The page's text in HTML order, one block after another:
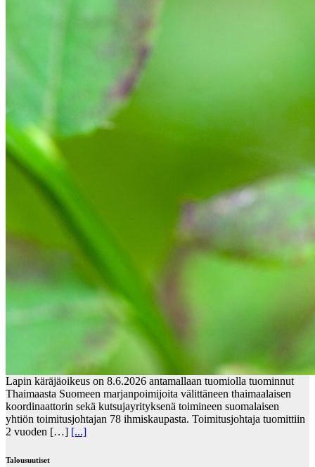
Lapin käräjäoikeus on 8.6.2026 antamallaan tuomiolla tuominnut
Thaimaasta Suomeen marjanpoimijoita välittäneen thaimaalaisen
koordinaattorin sekä kutsujayrityksenä toimineen suomalaisen
yhtiön toimitusjohtajan 78 ihmiskaupasta. Toimitusjohtaja tuomittiin
2 vuoden […] [...]
Talousuutiset